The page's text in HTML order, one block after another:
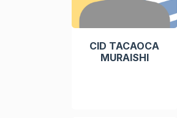
CID TACAOCA
MURAISHI